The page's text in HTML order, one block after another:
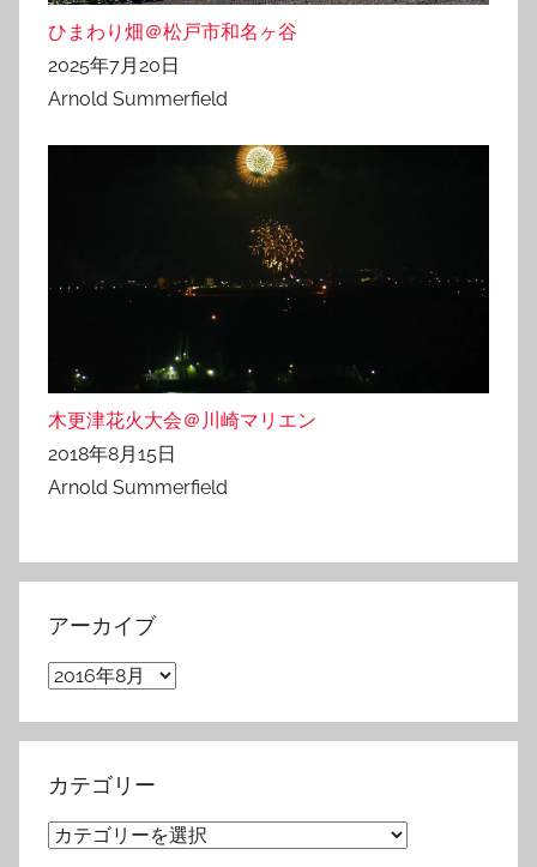
ひまわり畑＠松戸市和名ヶ谷
2025年7月20日
Arnold Summerfield
木更津花火大会＠川崎マリエン
2018年8月15日
Arnold Summerfield
アーカイブ
ア
カ
イ
カテゴリー
カ